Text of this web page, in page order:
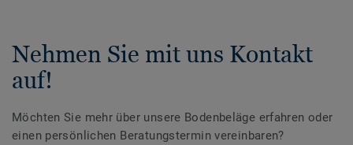
Nehmen Sie mit uns Kontakt
auf!
Möchten Sie mehr über unsere Bodenbeläge erfahren oder
einen persönlichen Beratungstermin vereinbaren?